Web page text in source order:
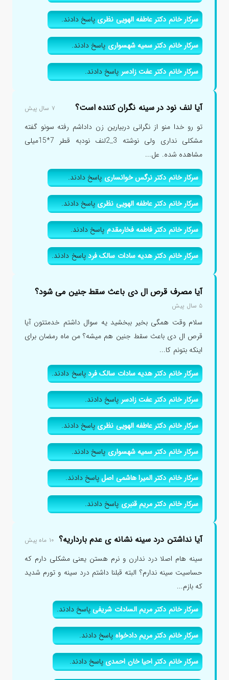
سرکار خانم دکتر عاطفه الهویی نظریپاسخ دادند.
سرکار خانم دکتر سمیه شهسواریپاسخ دادند.
سرکار خانم دکتر عفت زادسرپاسخ دادند.
آیا لنف نود در سینه نگران کننده است؟ ۷ سال پیش
تو رو خدا منو از نگرانی دربیارین زن داداشم رفته سونو گفته
مشکلی نداری ولی نوشته 3_2لنف نودبه قطر 7*15میلی
مشاهده شده. عل...
سرکار خانم دکتر نرگس خوانساریپاسخ دادند.
سرکار خانم دکتر عاطفه الهویی نظریپاسخ دادند.
سرکار خانم دکتر فاطمه فخارمقدمپاسخ دادند.
سرکار خانم دکتر هدیه سادات سالک فردپاسخ دادند.
آیا مصرف قرص ال دی باعث سقط جنین می شود؟
۵ سال پیش
سلام وقت همگی بخیر ببخشید یه سوال داشتم خدمتتون آیا
قرص ال دی باعث سقط جنین هم میشه؟ من ماه رمضان برای
اینکه بتونم کا...
سرکار خانم دکتر هدیه سادات سالک فردپاسخ دادند.
سرکار خانم دکتر عفت زادسرپاسخ دادند.
سرکار خانم دکتر عاطفه الهویی نظریپاسخ دادند.
سرکار خانم دکتر سمیه شهسواریپاسخ دادند.
سرکار خانم دکتر المیرا هاشمی اصلپاسخ دادند.
سرکار خانم دکتر مریم قنبریپاسخ دادند.
آیا نداشتن درد سینه نشانه ی عدم بارداریه؟ ۱۰ ماه پیش
سینه هام اصلا درد ندارن و نرم هستن یعنی مشکلی دارم که
حساسیت سینه ندارم؟ البته قبلنا داشتم درد سینه و تورم شدید
که بازم...
سرکار خانم دکتر مریم السادات شریفیپاسخ دادند.
سرکار خانم دکتر مریم دادخواهپاسخ دادند.
سرکار خانم دکتر احیا خان احمدیپاسخ دادند.